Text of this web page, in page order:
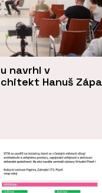
navrhl v
Hanuš